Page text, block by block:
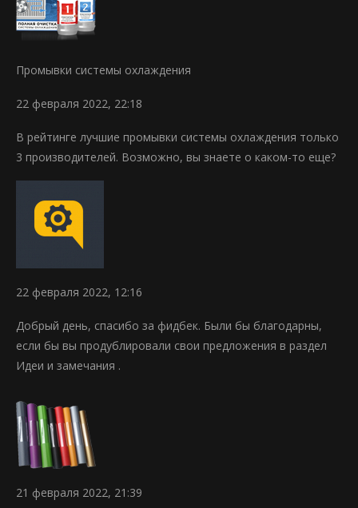
Промывки системы охлаждения
22 февраля 2022, 22:18
В рейтинге лучшие промывки системы охлаждения только
3 производителей. Возможно, вы знаете о каком-то еще?
22 февраля 2022, 12:16
Добрый день, спасибо за фидбек. Были бы благодарны,
если бы вы продублировали свои предложения в раздел
Идеи и замечания .
21 февраля 2022, 21:39